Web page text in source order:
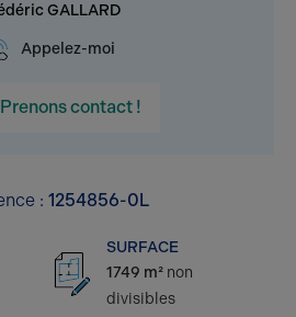
GALLARD
Appelez-moi
Prenons contact !
: 1254856-0L
SURFACE
1749 m² non
divisibles